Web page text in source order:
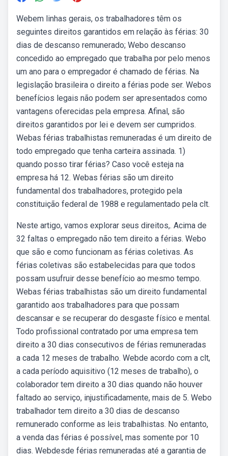
Webem linhas gerais, os trabalhadores têm os
seguintes direitos garantidos em relação às férias: 30
dias de descanso remunerado; Webo descanso
concedido ao empregado que trabalha por pelo menos
um ano para o empregador é chamado de férias. Na
legislação brasileira o direito a férias pode ser. Webos
benefícios legais não podem ser apresentados como
vantagens oferecidas pela empresa. Afinal, são
direitos garantidos por lei e devem ser cumpridos.
Webas férias trabalhistas remuneradas é um direito de
todo empregado que tenha carteira assinada. 1)
quando posso tirar férias? Caso você esteja na
empresa há 12. Webas férias são um direito
fundamental dos trabalhadores, protegido pela
constituição federal de 1988 e regulamentado pela clt.
Neste artigo, vamos explorar seus direitos,. Acima de
32 faltas o empregado não tem direito a férias. Webo
que são e como funcionam as férias coletivas. As
férias coletivas são estabelecidas para que todos
possam usufruir desse benefício ao mesmo tempo.
Webas férias trabalhistas são um direito fundamental
garantido aos trabalhadores para que possam
descansar e se recuperar do desgaste físico e mental.
Todo profissional contratado por uma empresa tem
direito a 30 dias consecutivos de férias remuneradas
a cada 12 meses de trabalho. Webde acordo com a clt,
a cada período aquisitivo (12 meses de trabalho), o
colaborador tem direito a 30 dias quando não houver
faltado ao serviço, injustificadamente, mais de 5. Webo
trabalhador tem direito a 30 dias de descanso
remunerado conforme as leis trabalhistas. No entanto,
a venda das férias é possível, mas somente por 10
dias. Webdesde férias remuneradas até a garantia de